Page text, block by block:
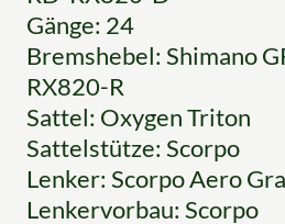
Gänge: 24
Bremshebel: Shimano
RX820-R
Sattel: Oxygen Triton
Sattelstütze: Scorpo
Lenker: Scorpo Aero
Lenkervorbau: Scorpo